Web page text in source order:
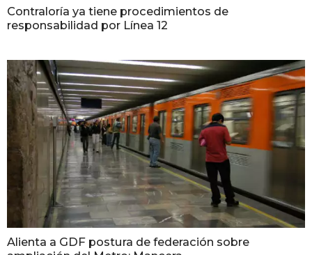
Contraloría ya tiene procedimientos de
responsabilidad por Línea 12
Alienta a GDF postura de federación sobre